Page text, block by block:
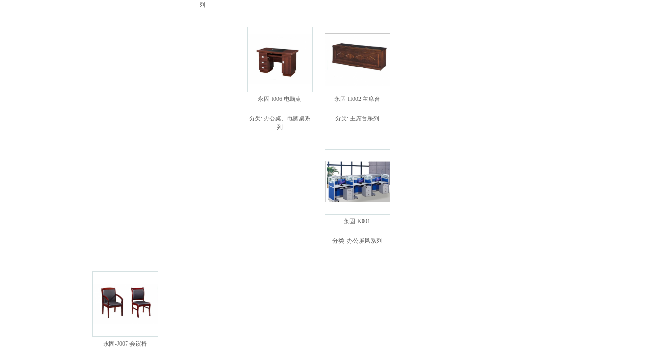
列
永固-I006 电脑桌
分类: 办公桌、电脑桌系
列
永固-H002 主席台
分类: 主席台系列
永固-K001
分类: 办公屏风系列
永固-J007 会议椅